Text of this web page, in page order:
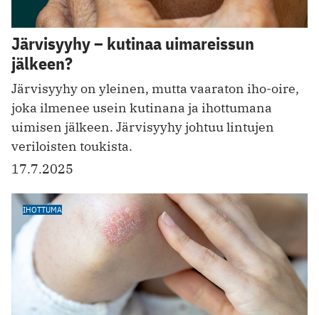
Järvisyyhy – kutinaa uimareissun
jälkeen?
Järvisyyhy on yleinen, mutta vaaraton iho-oire,
joka ilmenee usein kutinana ja ihottumana
uimisen jälkeen. Järvisyyhy johtuu lintujen
veriloisten toukista.
17.7.2025
IHOTTUMA